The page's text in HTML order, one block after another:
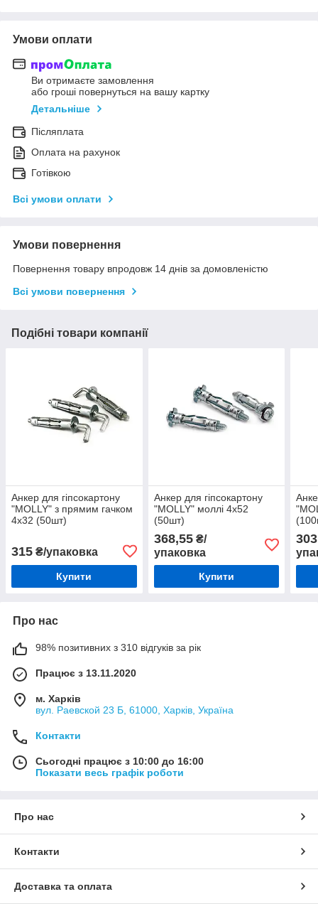
Умови оплати
Ви отримаєте замовлення
або гроші повернуться на вашу картку
Детальніше
Післяплата
Оплата на рахунок
Готівкою
Всі умови оплати
Умови повернення
Повернення товару впродовж 14 днів за домовленістю
Всі умови повернення
Подібні товари компанії
Анкер для гіпсокартону
"MOLLY" з прямим гачком
4х32 (50шт)
315 ₴/упаковка
Купити
Анкер для гіпсокартону
"MOLLY" моллі 4х52
(50шт)
368,55₴/
упаковка
Купити
Про нас
98% позитивних з 310 відгуків за рік
Працює з 13.11.2020
м. Харків
вул. Раевской 23 Б, 61000, Харків, Україна
Контакти
Сьогодні працює з 10:00 до 16:00
Показати весь графік роботи
Про нас
Контакти
Доставка та оплата